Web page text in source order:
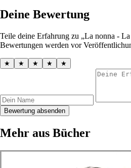
Deine Bewertung
Teile deine Erfahrung zu „La nonna -
Bewertungen werden vor
★ ★ ★ ★ ★
Bewertung absenden
Mehr aus Bücher